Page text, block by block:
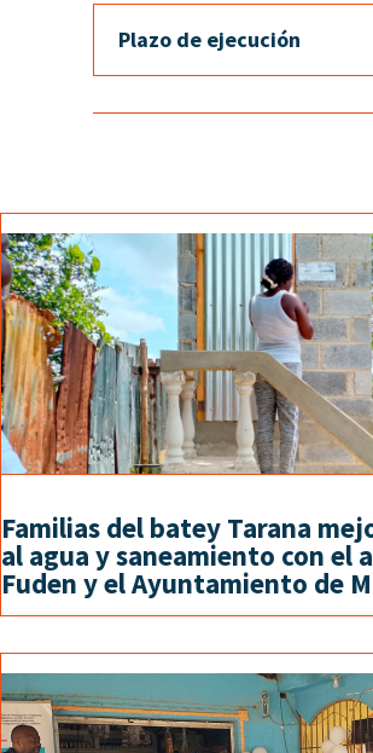
Plazo de ejecución
Familias del batey Tarana
al agua y saneamiento con el
Fuden y el Ayuntamiento de